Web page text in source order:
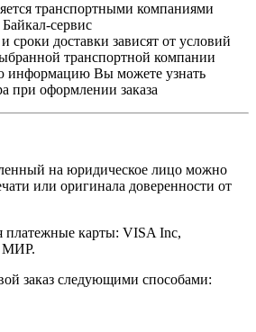
транспортными компаниями
сервис
сроки доставки зависят от условий
транспортной компании
информацию Вы можете узнать
при оформлении заказа
на юридическое лицо можно
или оригинала доверенности от
платежные карты: VISA Inc,
МИР.
заказ следующими способами: